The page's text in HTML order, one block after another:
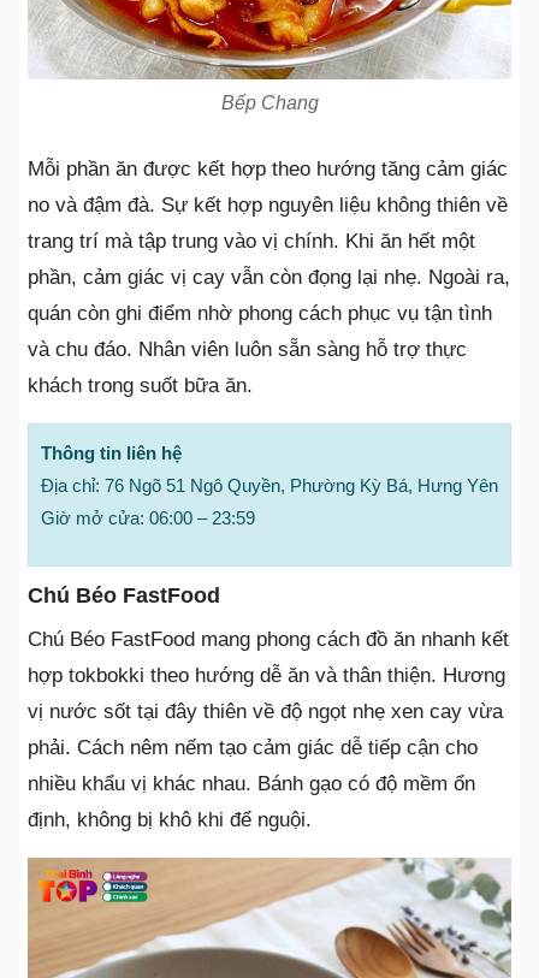
Bếp Chang
Mỗi phần ăn được kết hợp theo hướng tăng cảm giác
no và đậm đà. Sự kết hợp nguyên liệu không thiên về
trang trí mà tập trung vào vị chính. Khi ăn hết một
phần, cảm giác vị cay vẫn còn đọng lại nhẹ. Ngoài ra,
quán còn ghi điểm nhờ phong cách phục vụ tận tình
và chu đáo. Nhân viên luôn sẵn sàng hỗ trợ thực
khách trong suốt bữa ăn.
Thông tin liên hệ
Địa chỉ: 76 Ngõ 51 Ngô Quyền, Phường Kỳ Bá, Hưng Yên
Giờ mở cửa: 06:00 – 23:59
Chú Béo FastFood
Chú Béo FastFood mang phong cách đồ ăn nhanh kết
hợp tokbokki theo hướng dễ ăn và thân thiện. Hương
vị nước sốt tại đây thiên về độ ngọt nhẹ xen cay vừa
phải. Cách nêm nếm tạo cảm giác dễ tiếp cận cho
nhiều khẩu vị khác nhau. Bánh gạo có độ mềm ổn
định, không bị khô khi để nguội.